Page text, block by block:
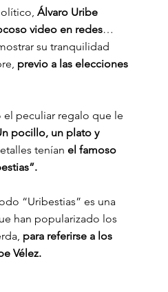
Álvaro Uribe
video en redes…
su tranquilidad
previo a las elecciones
peculiar regalo que le
pocillo, un plato y
tenían el famoso
“Uribestias” es una
han popularizado los
para referirse a los
Vélez.